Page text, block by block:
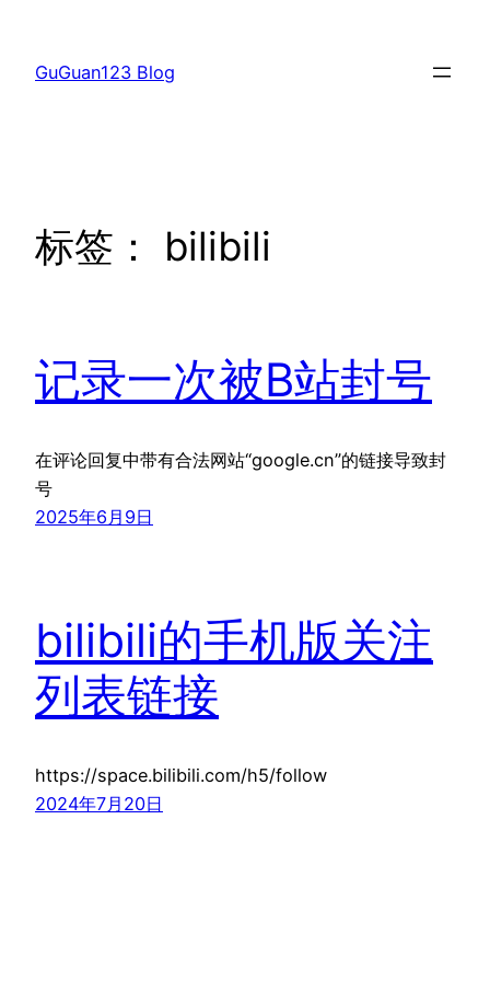
GuGuan123 Blog
标签： bilibili
记录一次被B站封号
在评论回复中带有合法网站“google.cn”的链接导致封
号
2025年6月9日
bilibili的手机版关注
列表链接
https://space.bilibili.com/h5/follow
2024年7月20日